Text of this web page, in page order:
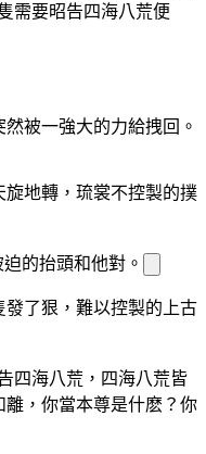
需要昭告四海八荒便
然被一強大的力給拽回。
旋地轉，琉裳不控製的撲
的抬頭和他對 。
發了狠，難以控製的上古
四海八荒，四海八荒皆
，你當本尊是什麽？你